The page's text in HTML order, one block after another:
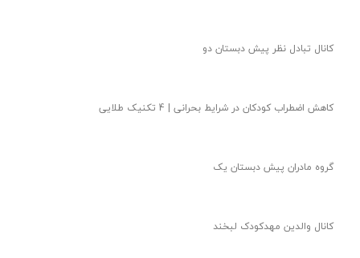
کانال تبادل نظر پیش دبستان دو
کاهش اضطراب کودکان در شرایط بحرانی | 4 تکنیک طلایی
گروه مادران پیش دبستان یک
کانال والدین مهدکودک لبخند